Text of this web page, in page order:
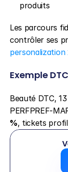
produits
Les parcours
contrôler ses
personalization
Exemple DTC
Beauté DTC,
PERFPREF-
%, tickets